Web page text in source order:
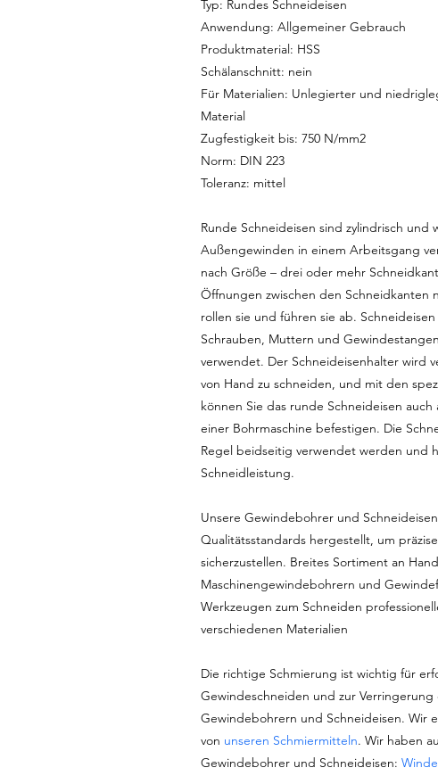
Typ: Rundes Schneideisen
Anwendung: Allgemeiner Gebrauch
Produktmaterial: HSS
Schälanschnitt: nein
Für Materialien: Unlegierter und
Material
Zugfestigkeit bis: 750 N/mm2
Norm: DIN 223
Toleranz: mittel
Runde Schneideisen sind zylindrisch und
Außengewinden in einem Arbeitsgang
nach Größe – drei oder mehr
Öffnungen zwischen den Schneidkanten
rollen sie und führen sie ab.
Schrauben, Muttern und
verwendet. Der Schneideisenhalter wird
von Hand zu schneiden, und mit den
können Sie das runde Schneideisen
einer Bohrmaschine befestigen. Die
Regel beidseitig verwendet werden und
Schneidleistung.
Unsere Gewindebohrer und
Qualitätsstandards hergestellt, um
sicherzustellen. Breites Sortiment an
Maschinengewindebohrern und
Werkzeugen zum Schneiden
verschiedenen Materialien
Die richtige Schmierung ist wichtig für
Gewindeschneiden und zur Verringerung
Gewindebohrern und Schneideisen. Wir
von unseren Schmiermitteln. Wir haben
Gewindebohrer und Schneideisen: